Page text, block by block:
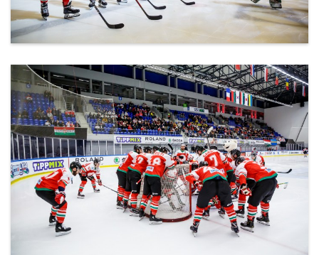
ml_191212_124.jpg
ml_191212_125.jpg